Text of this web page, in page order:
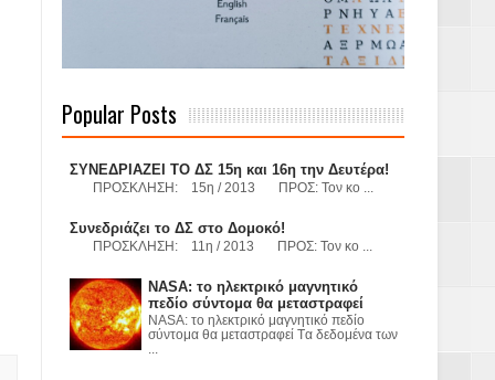
με σκοπό
και
Popular Posts
ΣΥΝΕΔΡΙΑΖΕΙ ΤΟ ΔΣ 15η και 16η την Δευτέρα!
ΠΡΟΣΚΛΗΣΗ: 15η / 2013 ΠΡΟΣ: Τον κο ...
Συνεδριάζει το ΔΣ στο Δομοκό!
ΠΡΟΣΚΛΗΣΗ: 11η / 2013 ΠΡΟΣ: Τον κο ...
NASA: το ηλεκτρικό μαγνητικό
πεδίο σύντομα θα μεταστραφεί
NASA: το ηλεκτρικό μαγνητικό πεδίο
σύντομα θα μεταστραφεί Tα δεδομένα των